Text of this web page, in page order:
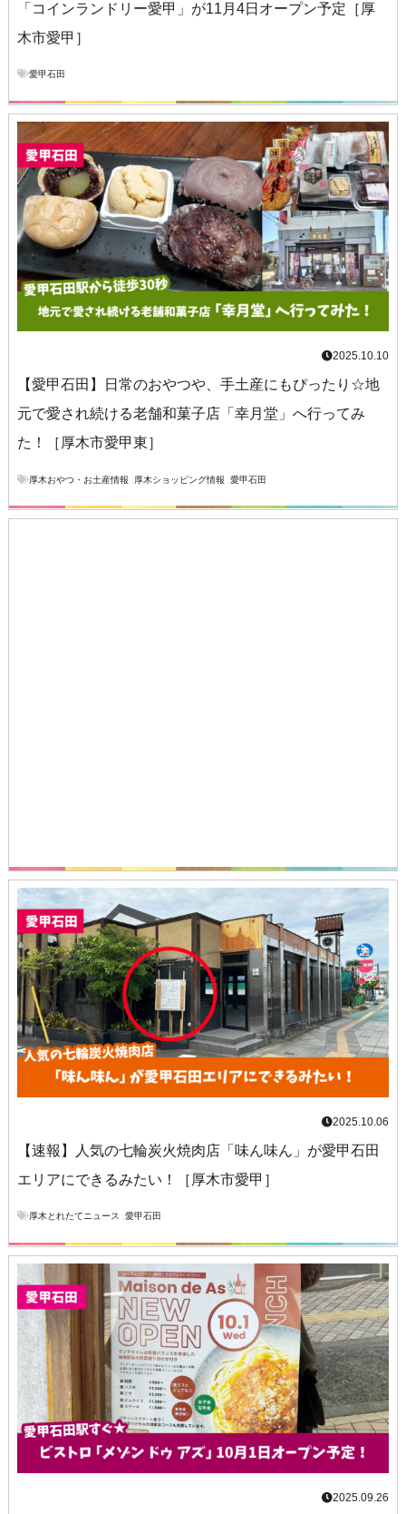
「コインランドリー愛甲」が11月4日オープン予定［厚
木市愛甲］
愛甲石田
2025.10.10
【愛甲石田】日常のおやつや、手土産にもぴったり☆地
元で愛され続ける老舗和菓子店「幸月堂」へ行ってみ
た！［厚木市愛甲東］
厚木おやつ・お土産情報 厚木ショッピング情報 愛甲石田
2025.10.06
【速報】人気の七輪炭火焼肉店「味ん味ん」が愛甲石田
エリアにできるみたい！［厚木市愛甲］
厚木とれたてニュース ,愛甲石田
2025.09.26